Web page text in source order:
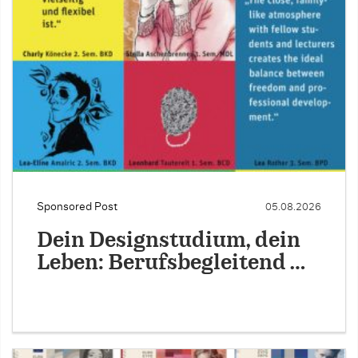
Sponsored Post 05.08.2026
Dein Designstudium, dein
Leben: Berufsbegleitend …